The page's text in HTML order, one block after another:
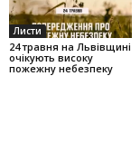
Листи
24 травня на Львівщині
очікують високу
пожежну небезпеку